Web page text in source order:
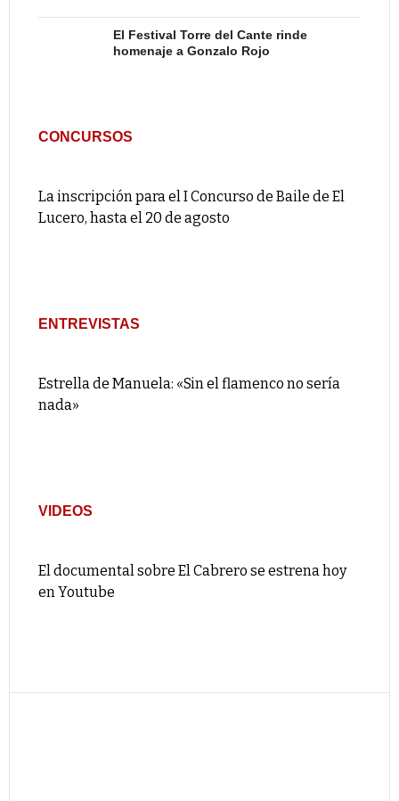
El Festival Torre del Cante rinde
homenaje a Gonzalo Rojo
CONCURSOS
La inscripción para el I Concurso de Baile de El
Lucero, hasta el 20 de agosto
ENTREVISTAS
Estrella de Manuela: «Sin el flamenco no sería
nada»
VIDEOS
El documental sobre El Cabrero se estrena hoy
en Youtube